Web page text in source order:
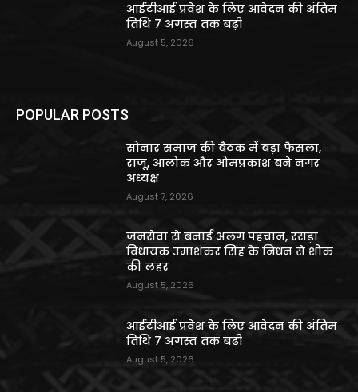
आईटीआई प्रवेश के लिए आवेदन की अंतिम
तिथि 7 अगस्त तक बढ़ी
August 5, 2026
POPULAR POSTS
सोनार समाज की बैठक में बड़ा फैसला,
राजू, आलोक और ओमप्रकाश बने नगर
अध्यक्ष
August 7, 2026
जनसेवा से बनाई अलग पहचान, रसड़ा
विधायक उमाशंकर सिंह के निधन से शोक
की लहर
August 5, 2026
आईटीआई प्रवेश के लिए आवेदन की अंतिम
तिथि 7 अगस्त तक बढ़ी
August 5, 2026